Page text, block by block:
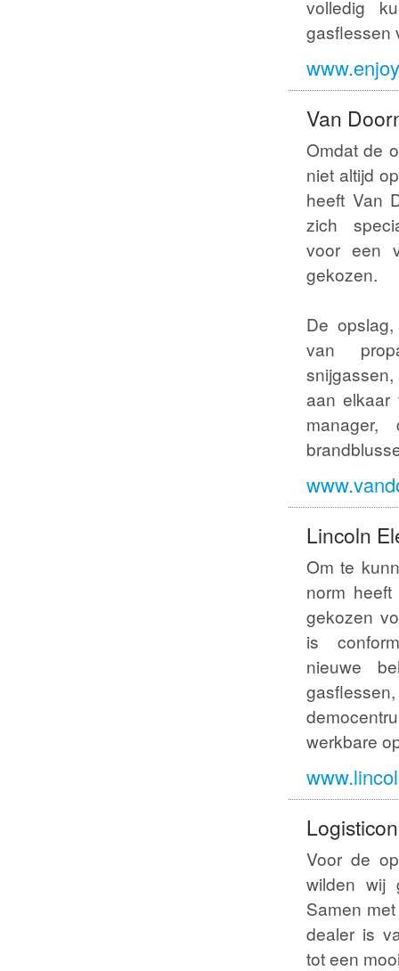
volledig
gasflessen
Van
Omdat de
niet altijd
heeft Van
zich
voor een
gekozen.
De
van
aan elkaar
Lincoln
Om te
norm heeft
gekozen
is
nieuwe
werkbare
Voor de
wilden wij
Samen
dealer is
tot een